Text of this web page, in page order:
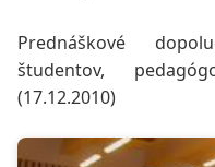
Prednáškové
študentov,
(17.12.2010)